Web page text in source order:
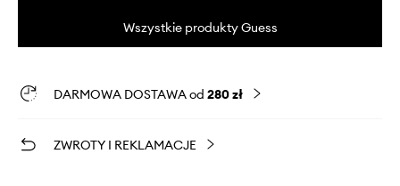
Wszystkie produkty Guess
DARMOWA DOSTAWA od 280 zł
ZWROTY I REKLAMACJE